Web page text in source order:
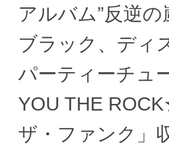
アルバム”反逆
ブラック、ディ
パーティーチュ
YOU THE
ザ・ファンク」